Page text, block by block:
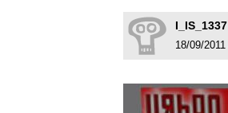
I_IS_1337
18/09/